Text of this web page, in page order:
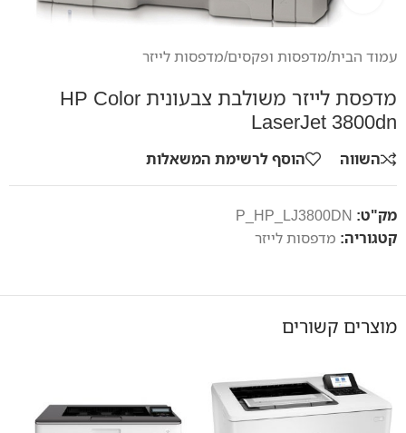
עמוד הבית/מדפסות ופקסים/מדפסות לייזר
מדפסת לייזר משולבת צבעונית HP Color
LaserJet 3800dn
השווה הוסף לרשימת המשאלות
מק"ט: P_HP_LJ3800DN
קטגוריה: מדפסות לייזר
מוצרים קשורים